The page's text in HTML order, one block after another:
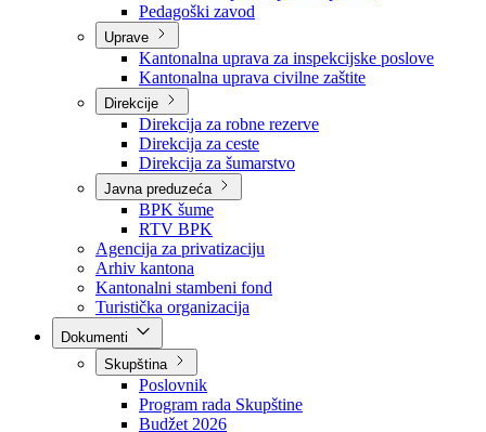
Zavod zdravstvenog osiguranja
Zavod za javno zdravstvo
Zavod za besplatnu pravnu pomoć
Pedagoški zavod
Uprave
Kantonalna uprava za inspekcijske poslove
Kantonalna uprava civilne zaštite
Direkcije
Direkcija za robne rezerve
Direkcija za ceste
Direkcija za šumarstvo
Javna preduzeća
BPK šume
RTV BPK
Agencija za privatizaciju
Arhiv kantona
Kantonalni stambeni fond
Turistička organizacija
Skupština